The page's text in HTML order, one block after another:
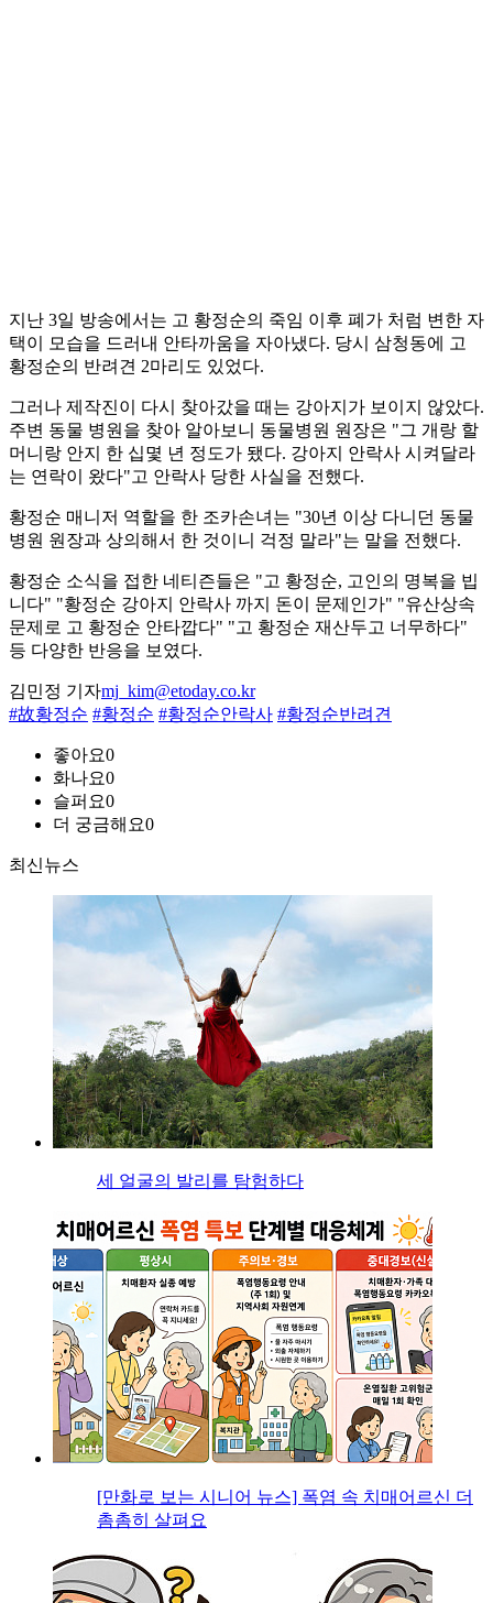
지난 3일 방송에서는 고 황정순의 죽임 이후 폐가 처럼 변한 자
택이 모습을 드러내 안타까움을 자아냈다. 당시 삼청동에 고
황정순의 반려견 2마리도 있었다.
그러나 제작진이 다시 찾아갔을 때는 강아지가 보이지 않았다.
주변 동물 병원을 찾아 알아보니 동물병원 원장은 "그 개랑 할
머니랑 안지 한 십몇 년 정도가 됐다. 강아지 안락사 시켜달라
는 연락이 왔다"고 안락사 당한 사실을 전했다.
황정순 매니저 역할을 한 조카손녀는 "30년 이상 다니던 동물
병원 원장과 상의해서 한 것이니 걱정 말라"는 말을 전했다.
황정순 소식을 접한 네티즌들은 "고 황정순, 고인의 명복을 빕
니다" "황정순 강아지 안락사 까지 돈이 문제인가" "유산상속
문제로 고 황정순 안타깝다" "고 황정순 재산두고 너무하다"
등 다양한 반응을 보였다.
김민정 기자mj_kim@etoday.co.kr
#故황정순 #황정순 #황정순안락사 #황정순반려견
좋아요0
화나요0
슬퍼요0
더 궁금해요0
최신뉴스
세 얼굴의 발리를 탐험하다
[만화로 보는 시니어 뉴스] 폭염 속 치매어르신 더
촘촘히 살펴요